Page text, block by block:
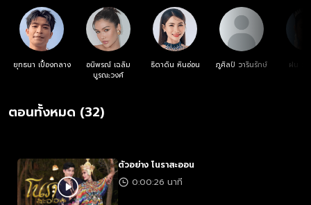
บังเกิด!
ยุทธนา เปื้องกลาง
อนิพรณ์ เฉลิม
บูรณะวงศ์
ธิดาดิน หินอ่อน ภูศิลป์ วารินรักษ์ ฝน ธ
ตอนทั้งหมด (32)
ตัวอย่าง โนราสะออน
0:00:26 นาที